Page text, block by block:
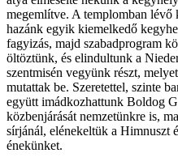
megemlítve. A templomban lévő
hazánk egyik kiemelkedő
fagyizás, majd szabadprogram
öltöztünk, és elindultunk a
szentmisén vegyünk részt,
mutattak be. Szeretettel, szinte
együtt imádkozhattunk Boldog
közbenjárását nemzetünkre is,
sírjánál, elénekeltük a Himnuszt
énekünket.